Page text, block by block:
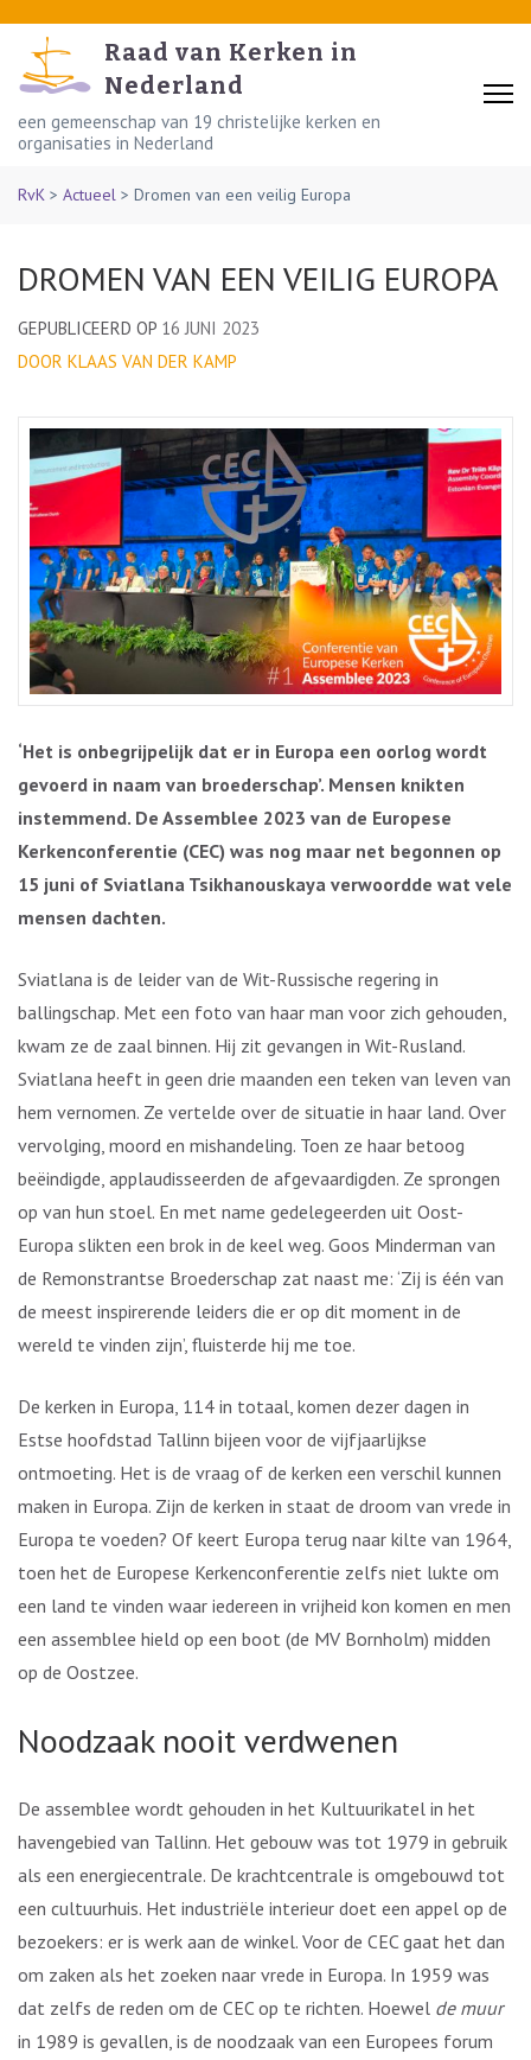
content
(Press
Enter)
Raad van Kerken in
Nederland
een gemeenschap van 19 christelijke kerken en
organisaties in Nederland
RvK > Actueel > Dromen van een veilig Europa
DROMEN VAN EEN VEILIG EUROPA
GEPUBLICEERD OP 16 JUNI 2023
DOOR KLAAS VAN DER KAMP
‘Het is onbegrijpelijk dat er in Europa een oorlog wordt
gevoerd in naam van broederschap’. Mensen knikten
instemmend. De Assemblee 2023 van de Europese
Kerkenconferentie (CEC) was nog maar net begonnen op
15 juni of Sviatlana Tsikhanouskaya verwoordde wat vele
mensen dachten.
Sviatlana is de leider van de Wit-Russische regering in
ballingschap. Met een foto van haar man voor zich gehouden,
kwam ze de zaal binnen. Hij zit gevangen in Wit-Rusland.
Sviatlana heeft in geen drie maanden een teken van leven van
hem vernomen. Ze vertelde over de situatie in haar land. Over
vervolging, moord en mishandeling. Toen ze haar betoog
beëindigde, applaudisseerden de afgevaardigden. Ze sprongen
op van hun stoel. En met name gedelegeerden uit Oost-
Europa slikten een brok in de keel weg. Goos Minderman van
de Remonstrantse Broederschap zat naast me: ‘Zij is één van
de meest inspirerende leiders die er op dit moment in de
wereld te vinden zijn’, fluisterde hij me toe.
De kerken in Europa, 114 in totaal, komen dezer dagen in
Estse hoofdstad Tallinn bijeen voor de vijfjaarlijkse
ontmoeting. Het is de vraag of de kerken een verschil kunnen
maken in Europa. Zijn de kerken in staat de droom van vrede in
Europa te voeden? Of keert Europa terug naar kilte van 1964,
toen het de Europese Kerkenconferentie zelfs niet lukte om
een land te vinden waar iedereen in vrijheid kon komen en men
een assemblee hield op een boot (de MV Bornholm) midden
op de Oostzee.
Noodzaak nooit verdwenen
De assemblee wordt gehouden in het Kultuurikatel in het
havengebied van Tallinn. Het gebouw was tot 1979 in gebruik
als een energiecentrale. De krachtcentrale is omgebouwd tot
een cultuurhuis. Het industriële interieur doet een appel op de
bezoekers: er is werk aan de winkel. Voor de CEC gaat het dan
om zaken als het zoeken naar vrede in Europa. In 1959 was
dat zelfs de reden om de CEC op te richten. Hoewel de muur
in 1989 is gevallen, is de noodzaak van een Europees forum